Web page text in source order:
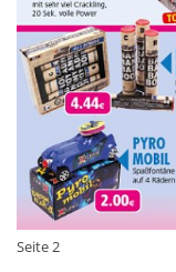
Seite 2